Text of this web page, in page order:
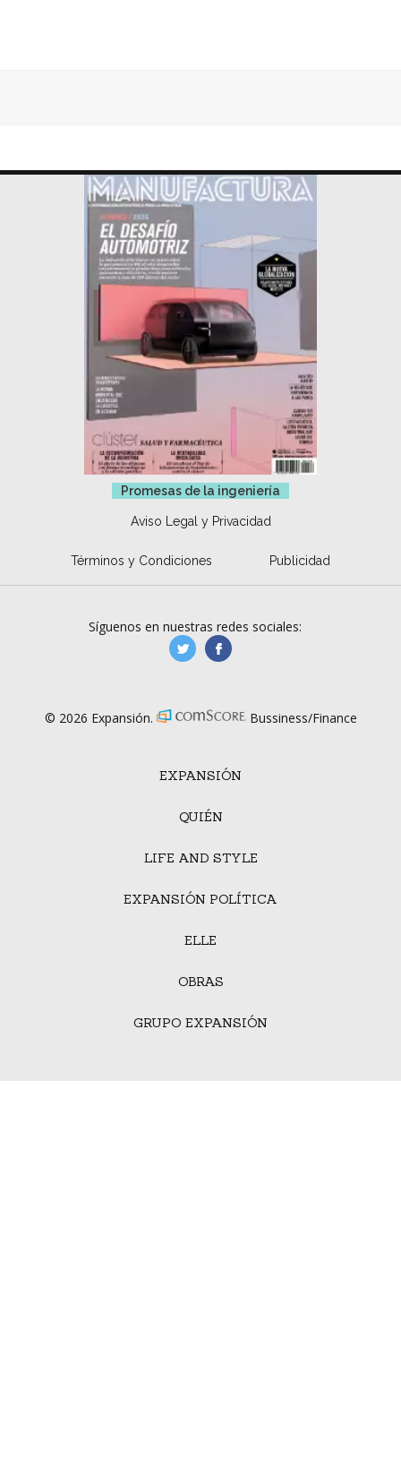
Promesas de la ingeniería
Aviso Legal y Privacidad
Términos y Condiciones Publicidad
EXPANSIÓN
QUIÉN
LIFE AND STYLE
EXPANSIÓN POLÍTICA
ELLE
OBRAS
GRUPO EXPANSIÓN
Síguenos en nuestras redes sociales:
manufacturaGE
© 2026 Expansión. Bussiness/Finance